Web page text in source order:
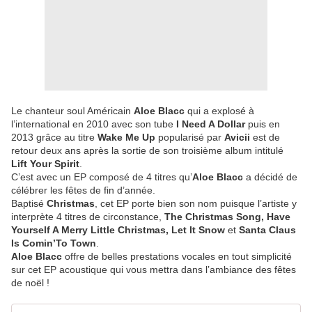
Le chanteur soul Américain Aloe Blacc qui a explosé à
l’international en 2010 avec son tube I Need A Dollarpuis en
2013 grâce au titre Wake Me Up popularisé par Avicii est de
retour deux ans après la sortie de son troisième album intitulé
Lift Your Spirit
C’est avec un EP composé de 4 titres qu’Aloe Blacc a décidé de
célébrer les fêtes de fin d’année.
Baptisé Christmas , cet EP porte bien son nom puisque l’artiste y
interprète 4 titres de circonstance, The Christmas Song, Have
Yourself A Merry Little Christmas, Let It Snow et Santa Claus
Is Comin’To Town
Aloe Blacc offre de belles prestations vocales en tout simplicité
sur cet EP acoustique qui vous mettra dans l’ambiance des fêtes
de noël !